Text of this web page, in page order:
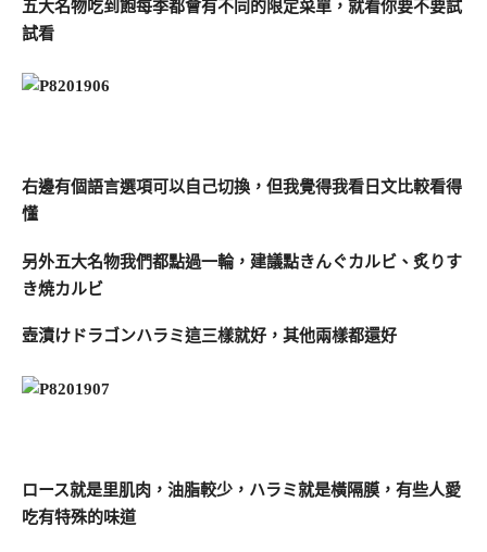
五大名物吃到飽每季都會有不同的限定菜單，就看你要不要試
試看
右邊有個語言選項可以自己切換，但我覺得我看日文比較看得
懂
另外五大名物我們都點過一輪，建議點きんぐカルビ、炙りす
き焼カルビ
壺漬けドラゴンハラミ這三樣就好，其他兩樣都還好
ロース就是里肌肉，油脂較少，ハラミ就是橫隔膜，有些人愛
吃有特殊的味道